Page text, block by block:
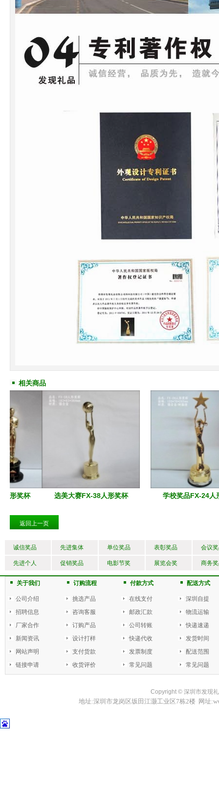
相关商品
选美大赛FX-38人形奖杯 学校奖品FX-24人形奖杯
返回上一页
诚信奖品 先进集体 单位奖品 表彰奖品 会议
先进个人 促销奖品 电影节奖 展览会奖 商务
关于我们
公司介绍
招聘信息
厂家合作
新闻资讯
网站声明
链接申请
订购流程
挑选产品
咨询客服
订购产品
设计打样
支付货款
收货评价
付款方式
在线支付
邮政汇款
公司转账
快递代收
发票制度
常见问题
配送方式
深圳自提
物流运输
快递速递
发货时间
配送范围
常见问题
Copyright © 深圳市发现
地址:深圳市龙岗区坂田江灏工业区7栋2楼 网址